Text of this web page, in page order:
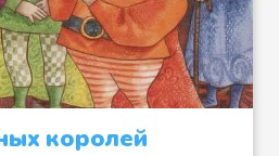
королей